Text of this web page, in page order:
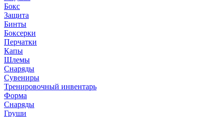
Бокс
Защита
Бинты
Боксерки
Перчатки
Капы
Шлемы
Снаряды
Сувениры
Тренировочный инвентарь
Форма
Снаряды
Груши